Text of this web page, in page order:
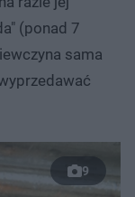
(ponad 7
sama
9